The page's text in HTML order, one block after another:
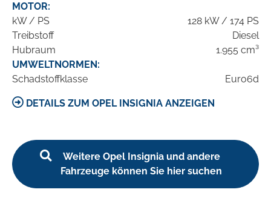
MOTOR:
kW / PS
128 kW / 174 PS
Treibstoff
Diesel
Hubraum
1.955 cm³
UMWELTNORMEN:
Schadstoffklasse
Euro6d
DETAILS ZUM OPEL INSIGNIA ANZEIGEN
Weitere Opel Insignia und andere
Fahrzeuge können Sie hier suchen